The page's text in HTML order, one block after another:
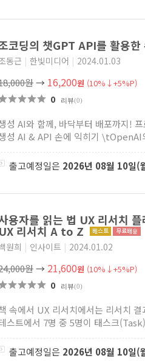
코딩의 챗GPT API를 활용한
동근 | 한빛미디어 | 2024.01.03
원→ 16,200원 (10%↓+5%P)
0 리뷰(0)
성 AI와 함께, 바닥부터 배포까지!
성 AI & API 손에 익히기 \tOpenAI
출고예정일은 2026년 08월 10일(
용자를 읽는 법 UX 리서치
UX 리서치 A to Z
원희 | 인사이트 | 2024.01.02
원→ 21,600원 (10%↓+5%P)
0 리뷰(0)
속에서 UX 리서치에서는 리서치
스트에서 7명 중 5명이 태스크
출고예정일은 2026년 08월 10일(